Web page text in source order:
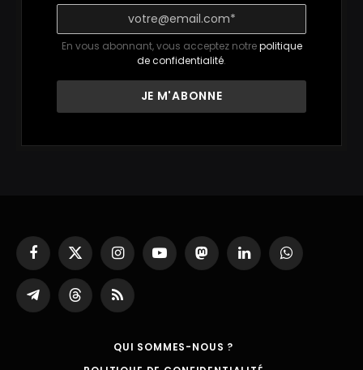
En vous abonnant, vous acceptez notrepolitique
de confidentialité.
Facebook
X
(Twitter)
InstagramYouTubeMastodonLinkedInWhatsApp
Partager
sur
ThreadsRSS
QUI SOMMES-NOUS ?